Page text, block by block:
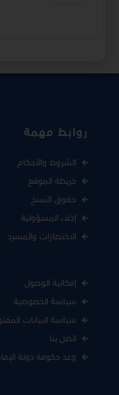
روابط مهمة
الشروط والأحكام
خريطة الموقع
حقوق النسخ
إخلاء المسؤولية
الاختصارات والمسرد
إمكانية الوصول
سياسة الخصوصية
سياسة البيانات
اتصل بنا
وعد حكومة دولة